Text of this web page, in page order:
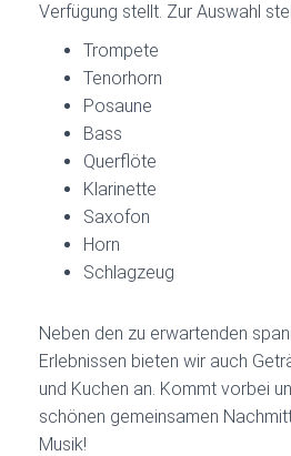
Verfügung stellt. Zur Auswahl
Trompete
Tenorhorn
Posaune
Bass
Querflöte
Klarinette
Saxofon
Horn
Schlagzeug
Neben den zu erwartenden
Erlebnissen bieten wir auch
und Kuchen an. Kommt vorbei
schönen gemeinsamen
Musik!